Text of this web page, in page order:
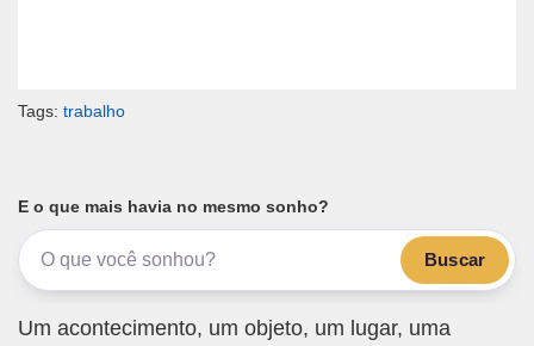
Tags: trabalho
E o que mais havia no mesmo sonho?
Buscar
Um acontecimento, um objeto, um lugar, uma